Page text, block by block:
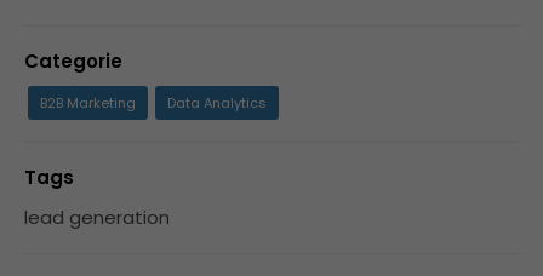
Categorie
B2B Marketing Data Analytics
Tags
lead generation